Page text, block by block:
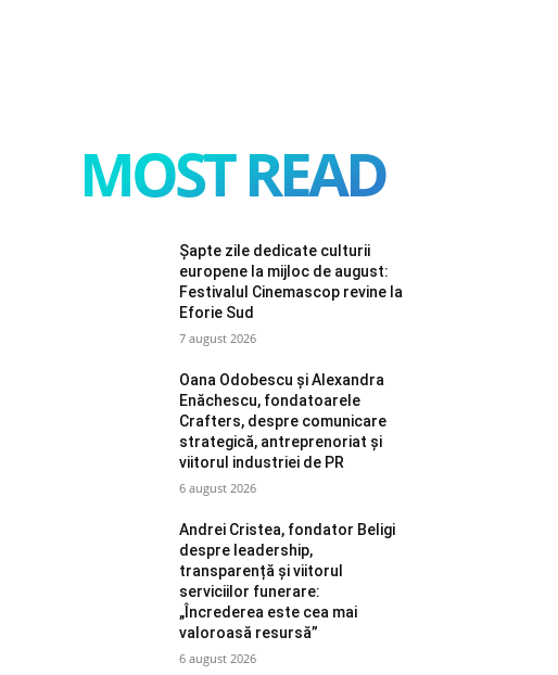
MOST READ
Șapte zile dedicate culturii
europene la mijloc de august:
Festivalul Cinemascop revine la
Eforie Sud
7 august 2026
Oana Odobescu și Alexandra
Enăchescu, fondatoarele
Crafters, despre comunicare
strategică, antreprenoriat și
viitorul industriei de PR
6 august 2026
Andrei Cristea, fondator Beligi
despre leadership,
transparență și viitorul
serviciilor funerare:
„Încrederea este cea mai
valoroasă resursă”
6 august 2026